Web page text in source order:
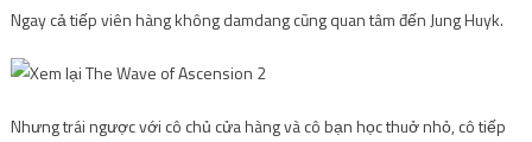
Ngay cả tiếp viên hàng không damdang cũng quan tâm đến Jung Huyk.
Nhưng trái ngược với cô chủ cửa hàng và cô bạn học thuở nhỏ, cô tiếp